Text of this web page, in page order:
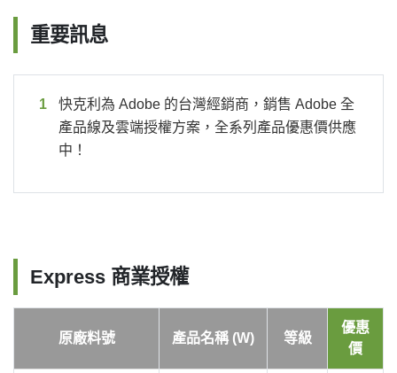
重要訊息
快克利為 Adobe 的台灣經銷商，銷售 Adobe 全
產品線及雲端授權方案，全系列產品優惠價供應
中！
Express 商業授權
原廠料號 產品名稱 (W) 等級
優惠
價